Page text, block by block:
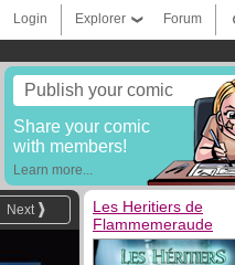
Forum
Explorer
Login
Publish your comic
Share your comic
with members!
Learn more...
Next
Les Heritiers de
Flammemeraude